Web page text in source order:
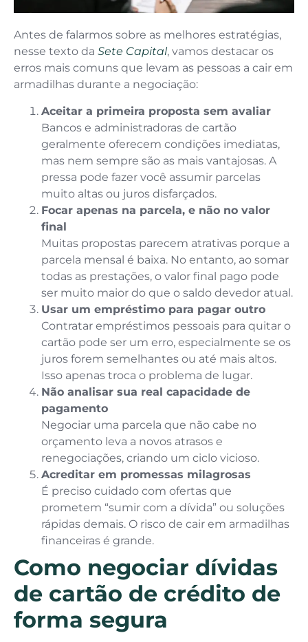
Antes de falarmos sobre as melhores estratégias,
nesse texto da Sete Capital, vamos destacar os
erros mais comuns que levam as pessoas a cair em
armadilhas durante a negociação:
Aceitar a primeira proposta sem avaliar
Bancos e administradoras de cartão
geralmente oferecem condições imediatas,
mas nem sempre são as mais vantajosas. A
pressa pode fazer você assumir parcelas
muito altas ou juros disfarçados.
Focar apenas na parcela, e não no valor
final
Muitas propostas parecem atrativas porque a
parcela mensal é baixa. No entanto, ao somar
todas as prestações, o valor final pago pode
ser muito maior do que o saldo devedor atual.
Usar um empréstimo para pagar outro
Contratar empréstimos pessoais para quitar o
cartão pode ser um erro, especialmente se os
juros forem semelhantes ou até mais altos.
Isso apenas troca o problema de lugar.
Não analisar sua real capacidade de
pagamento
Negociar uma parcela que não cabe no
orçamento leva a novos atrasos e
renegociações, criando um ciclo vicioso.
Acreditar em promessas milagrosas
É preciso cuidado com ofertas que
prometem “sumir com a dívida” ou soluções
rápidas demais. O risco de cair em armadilhas
financeiras é grande.
Como negociar dívidas
de cartão de crédito de
forma segura